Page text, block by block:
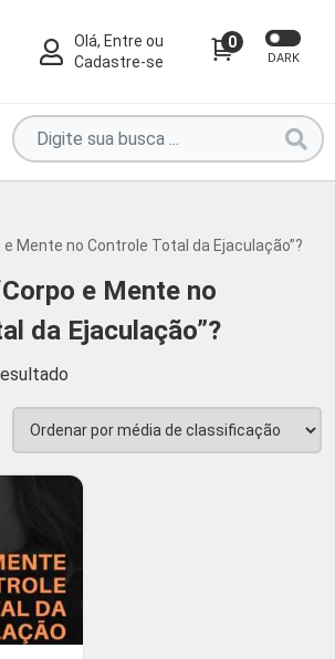
Olá, Entre ou
Cadastre-se
0
DARK
Pesquise
por
produtos
...
e Mente no Controle Total da Ejaculação”?
e Mente no
da Ejaculação”?